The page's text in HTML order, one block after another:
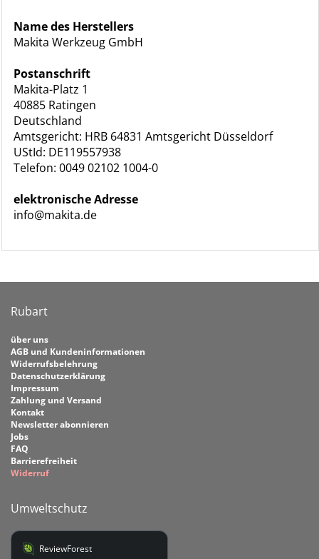
Name des Herstellers
Makita Werkzeug GmbH
Postanschrift
Makita-Platz 1
40885 Ratingen
Deutschland
Amtsgericht: HRB 64831 Amtsgericht Düsseldorf
UStId: DE119557938
Telefon: 0049 02102 1004-0
elektronische Adresse
info@makita.de
Rubart
über uns
AGB und Kundeninformationen
Widerrufsbelehrung
Datenschutzerklärung
Impressum
Zahlung und Versand
Kontakt
Newsletter abonnieren
Jobs
FAQ
Barrierefreiheit
Widerruf
Umweltschutz
ReviewForest